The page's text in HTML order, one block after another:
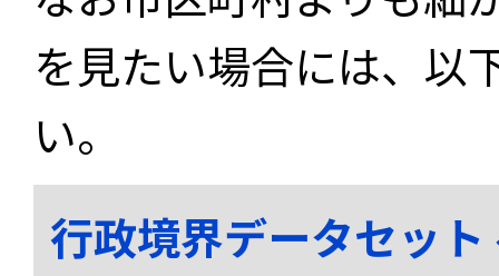
を見たい場合には、以
い。
行政境界データセッ